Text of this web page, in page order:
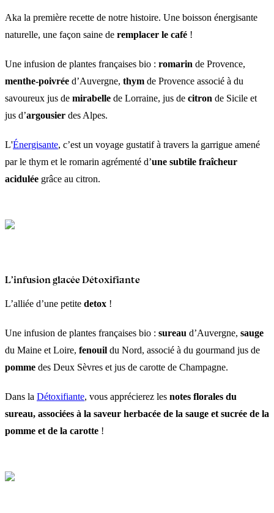
Aka la première recette de notre histoire. Une boisson énergisante
naturelle, une façon saine de remplacer le café !
Une infusion de plantes françaises bio : romarin de Provence,
menthe-poivrée d’Auvergne, thym de Provence associé à du
savoureux jus de mirabelle de Lorraine, jus de citron de Sicile et
jus d’argousier des Alpes.
L'Énergisante, c’est un voyage gustatif à travers la garrigue amené
par le thym et le romarin agrémenté d’une subtile fraîcheur
acidulée grâce au citron.
L’infusion glacée Détoxifiante
L’alliée d’une petite detox !
Une infusion de plantes françaises bio : sureau d’Auvergne, sauge
du Maine et Loire, fenouil du Nord, associé à du gourmand jus de
pomme des Deux Sèvres et jus de carotte de Champagne.
Dans la Détoxifiante, vous apprécierez les notes florales du
sureau, associées à la saveur herbacée de la sauge et sucrée de la
pomme et de la carotte !